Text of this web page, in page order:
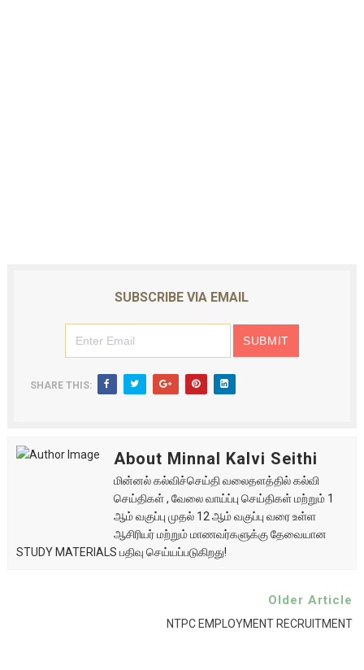
SUBSCRIBE VIA EMAIL
SHARE THIS:
About Minnal Kalvi Seithi
மின்னல் கல்விச்செய்தி வலைதளத்தில் கல்வி
செய்திகள் , வேலை வாய்ப்பு செய்திகள் மற்றும் 1
ஆம் வகுப்பு முதல் 12 ஆம் வகுப்பு வரை உள்ள
ஆசிரியர் மற்றும் மாணவர்களுக்கு தேவையான
STUDY MATERIALS பதிவு செய்யப்படுகிறது!
Older Article
NTPC EMPLOYMENT RECRUITMENT